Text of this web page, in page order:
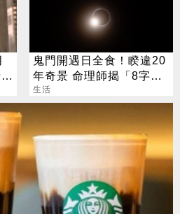
鬼門開遇日全食！睽違20
年奇景 命理師揭「8字」
叮囑
生活